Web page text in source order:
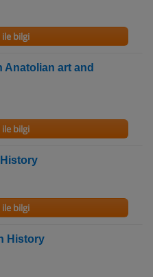
ile bilgi
Anatolian art and
ile bilgi
ile bilgi
History